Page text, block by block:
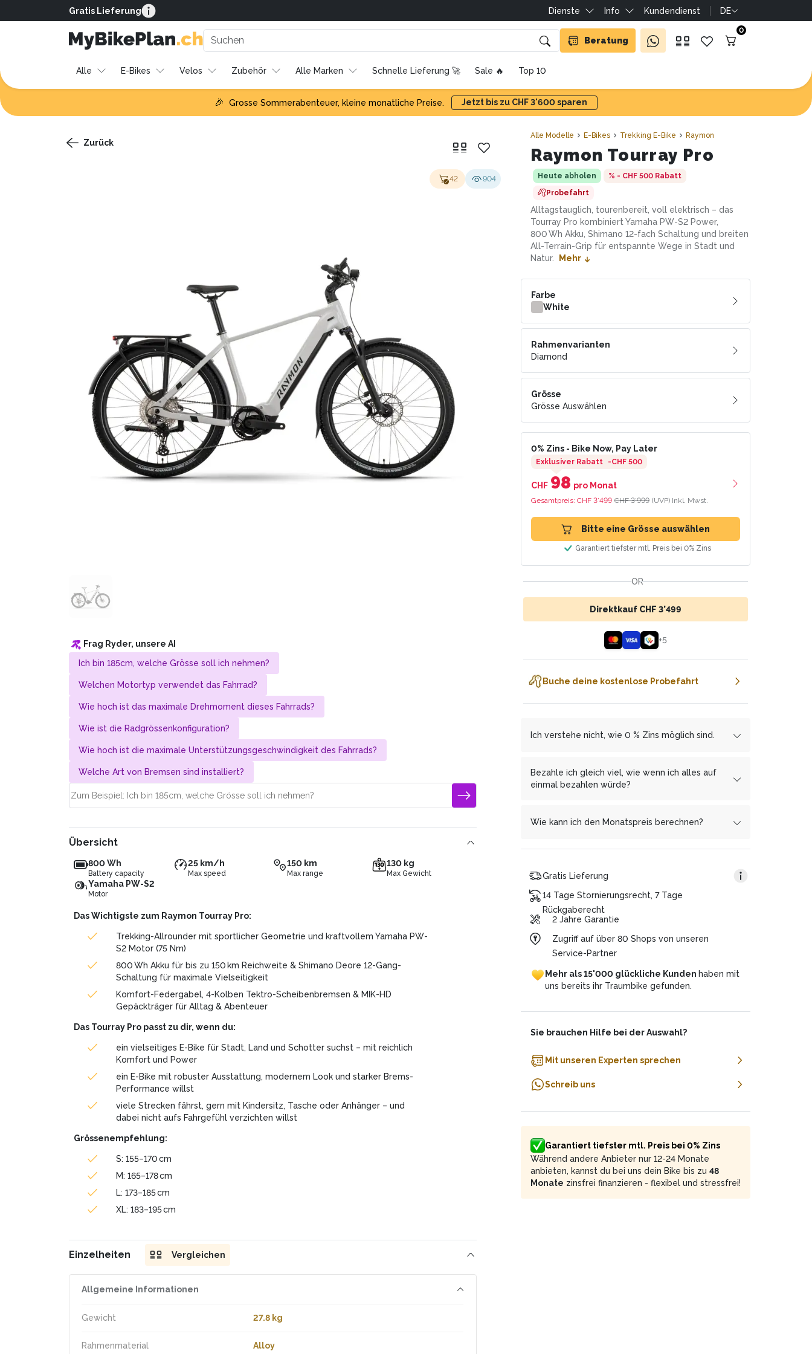
Gratis Lieferung Dienste Info Kundendienst DE
Beratung
0
Alle E-Bikes Velos Zubehör Alle Marken Schnelle Lieferung 🚀 Sale 🔥 Top 10
🎉 Grosse Sommerabenteuer, kleine monatliche Preise. Jetzt bis zu CHF 3'600 sparen
Zurück
42 904
Frag Ryder, unsere AI
Ich bin 185cm, welche Grösse soll ich nehmen?
Welchen Motortyp verwendet das Fahrrad?
Wie hoch ist das maximale Drehmoment dieses Fahrrads?
Wie ist die Radgrössenkonfiguration?
Wie hoch ist die maximale Unterstützungs­geschwindigkeit des Fahrrads?
Welche Art von Bremsen sind installiert?
Übersicht
800 Wh
Battery capacity
25 km/h
Max speed
150 km
Max range
130 kg
Max Gewicht
Yamaha PW-S2
Motor
Das Wichtigste zum Raymon Tourray Pro:
Trekking-Allrounder mit sportlicher Geometrie und kraftvollem Yamaha PW-
S2 Motor (75 Nm)
800 Wh Akku für bis zu 150 km Reichweite & Shimano Deore 12-Gang-
Schaltung für maximale Vielseitigkeit
Komfort-Federgabel, 4-Kolben Tektro-Scheibenbremsen & MIK-HD
Gepäckträger für Alltag & Abenteuer
Das Tourray Pro passt zu dir, wenn du:
ein vielseitiges E-Bike für Stadt, Land und Schotter suchst – mit reichlich
Komfort und Power
ein E-Bike mit robuster Ausstattung, modernem Look und starker Brems-
Performance willst
viele Strecken fährst, gern mit Kindersitz, Tasche oder Anhänger – und
dabei nicht aufs Fahrgefühl verzichten willst
Grössenempfehlung:
S: 155–170 cm
M: 165–178 cm
L: 173–185 cm
XL: 183–195 cm
Einzelheiten Vergleichen
Allgemeine Informationen
Gewicht 27.8 kg
Rahmenmaterial Alloy
Alle Modelle E-Bikes Trekking E-Bike Raymon
Raymon Tourray Pro
Heute abholen % - CHF 500 Rabatt
Probefahrt
Alltagstauglich, tourenbereit, voll elektrisch – das
Tourray Pro kombiniert Yamaha PW-S2 Power,
800 Wh Akku, Shimano 12-fach Schaltung und breiten
All-Terrain-Grip für entspannte Wege in Stadt und
Natur.
Mehr
Farbe
White
Rahmenvarianten
Diamond
Grösse
Grösse Auswählen
0% Zins - Bike Now, Pay Later
Exklusiver Rabatt -CHF 500
CHF 98 pro Monat
Gesamtpreis: CHF 3’499 CHF 3’999 (UVP) Inkl. Mwst.
Bitte eine Grösse auswählen
Garantiert tiefster mtl. Preis bei 0% Zins
OR
Direktkauf CHF 3’499
+5
Buche deine kostenlose Probefahrt
Ich verstehe nicht, wie 0 % Zins möglich sind.
cembrapay.ch und MF Group zusammen, welcher
es uns ermöglicht, dir die Ratenzahlung zinsfrei
Als Gegenleistung erhält cembrapay.ch von uns
geben auch telefonisch gerne darüber Auskunft!
Bezahle ich gleich viel, wie wenn ich alles auf
einmal bezahlen würde?
Franken mehr, als wenn Du alles auf einmal
Wie kann ich den Monatspreis berechnen?
Gesamtpreis: CHF 4’320.
Dauer des Plans: 36 Monate
Monatsrate: CHF 120 (4’320/36)
Gratis Lieferung
14 Tage Stornierungsrecht, 7 Tage
Rückgaberecht
2 Jahre Garantie
Zugriff auf über 80 Shops von unseren
Service-Partner
Mehr als15'000 glückliche Kunden haben mit
uns bereits ihr Traumbike gefunden.
Sie brauchen Hilfe bei der Auswahl?
Mit unseren Experten sprechen
Schreib uns
Garantiert tiefster mtl. Preis bei 0% Zins
Während andere Anbieter nur 12-24 Monate
anbieten, kannst du bei uns dein Bike bis zu 48
Monate zinsfrei finanzieren - flexibel und stressfrei!